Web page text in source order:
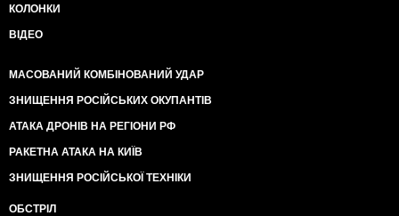
КОЛОНКИ
ВІДЕО
МАСОВАНИЙ КОМБІНОВАНИЙ УДАР
ЗНИЩЕННЯ РОСІЙСЬКИХ ОКУПАНТІВ
АТАКА ДРОНІВ НА РЕГІОНИ РФ
РАКЕТНА АТАКА НА КИЇВ
ЗНИЩЕННЯ РОСІЙСЬКОЇ ТЕХНІКИ
ОБСТРІЛ